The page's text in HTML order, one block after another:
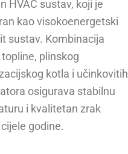
HVAC sustav, koji je
kao visokoenergetski
sustav. Kombinacija
plinskog
kotla i učinkovitih
osigurava stabilnu
i kvalitetan zrak
godine.